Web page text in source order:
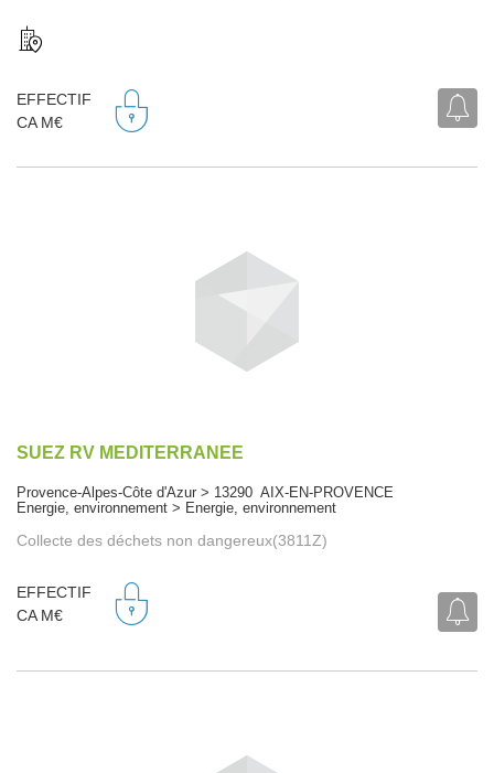
EFFECTIF
CA M€
SUEZ RV MEDITERRANEE
Provence-Alpes-Côte d'Azur > 13290 AIX-EN-PROVENCE
Energie, environnement > Energie, environnement
Collecte des déchets non dangereux(3811Z)
EFFECTIF
CA M€